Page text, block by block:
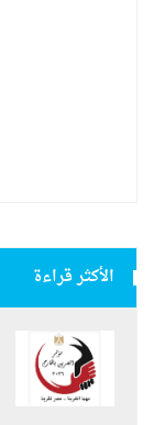
الأكثر قراءة